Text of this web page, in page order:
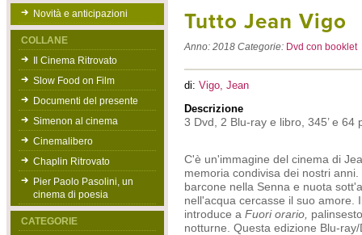
Novità e anticipazioni
COLLANE
Il Cinema Ritrovato
Slow Food on Film
Documenti del presente
Simenon al cinema
Cinemalibero
Chaplin Ritrovato
Pier Paolo Pasolini, un
cinema di poesia
CATEGORIE
Tutto Jean Vigo
Anno:2018 Categorie: Dvd con booklet
di: Vigo, Jean
Descrizione
3 Dvd, 2 Blu-ray e libro, 345’ e 64
C'è un'immagine del cinema di
memoria condivisa dei nostri
barcone nella Senna e nuota
nell'acqua cercasse il suo amore.
introduce a Fuori orario,
notturne. Questa edizione Blu-